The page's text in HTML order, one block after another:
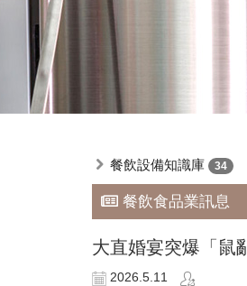
餐飲設備知識庫 34
餐飲食品業訊息
大直婚宴突爆「鼠
2026.5.11